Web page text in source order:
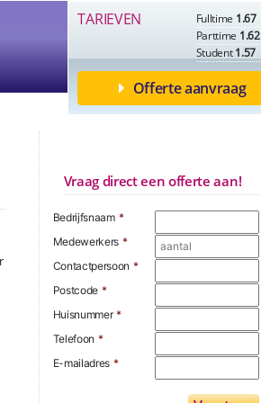
TARIEVEN Fulltime 1.67
Parttime 1.62
Student1.57
Offerte aanvraag
Vraag direct een offerte aan!
Bedrijfsnaam *
Medewerkers *
Contactpersoon *
Postcode *
Huisnummer *
Telefoon *
E-mailadres *